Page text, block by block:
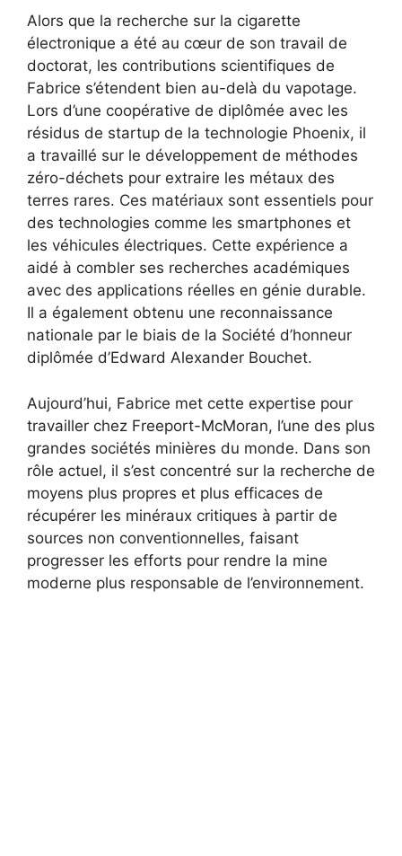
Alors que la recherche sur la cigarette
électronique a été au cœur de son travail de
doctorat, les contributions scientifiques de
Fabrice s’étendent bien au-delà du vapotage.
Lors d’une coopérative de diplômée avec les
résidus de startup de la technologie Phoenix, il
a travaillé sur le développement de méthodes
zéro-déchets pour extraire les métaux des
terres rares. Ces matériaux sont essentiels pour
des technologies comme les smartphones et
les véhicules électriques. Cette expérience a
aidé à combler ses recherches académiques
avec des applications réelles en génie durable.
Il a également obtenu une reconnaissance
nationale par le biais de la Société d’honneur
diplômée d’Edward Alexander Bouchet.
Aujourd’hui, Fabrice met cette expertise pour
travailler chez Freeport-McMoran, l’une des plus
grandes sociétés minières du monde. Dans son
rôle actuel, il s’est concentré sur la recherche de
moyens plus propres et plus efficaces de
récupérer les minéraux critiques à partir de
sources non conventionnelles, faisant
progresser les efforts pour rendre la mine
moderne plus responsable de l’environnement.